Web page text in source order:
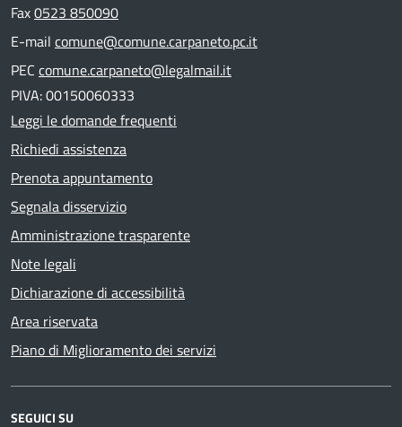
Fax0523 850090
E-mail comune@comune.carpaneto.pc.it
PEC comune.carpaneto@legalmail.it
PIVA: 00150060333
Leggi le domande frequenti
Richiedi assistenza
Prenota appuntamento
Segnala disservizio
Amministrazione trasparente
Note legali
Dichiarazione di accessibilità
Area riservata
Piano di Miglioramento dei servizi
SEGUICI SU